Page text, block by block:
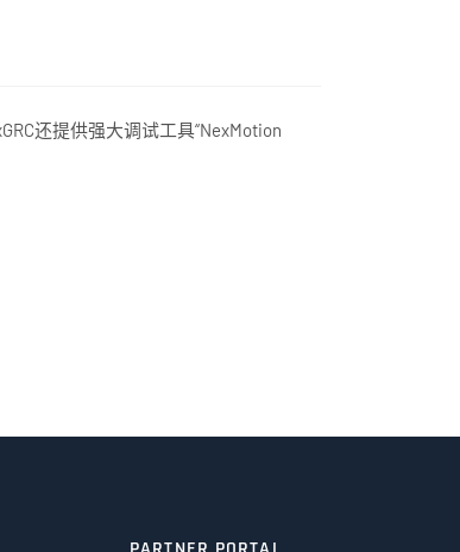
还提供强大调试工具“NexMotion